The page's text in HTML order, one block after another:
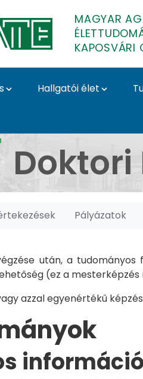
MAGYAR
KAPOSVÁRI
Hallgatói élet
Pályázatok
után, a
(ez a
azzal egyenértékű